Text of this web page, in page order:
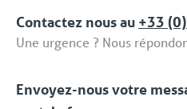
Contactez nous au +33
Une urgence ? Nous
Envoyez-nous votre